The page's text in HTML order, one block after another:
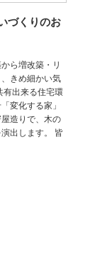
づくりのお
ら増改築・リ
きめ細かい気
有出来る住宅環
変化する家」
造りで、木の
出します。 皆